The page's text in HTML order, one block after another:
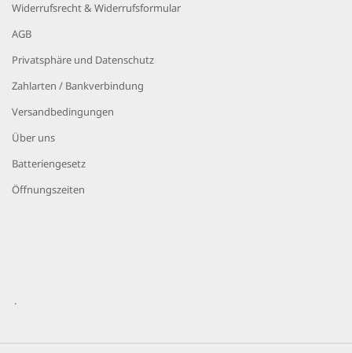
Widerrufsrecht & Widerrufsformular
AGB
Privatsphäre und Datenschutz
Zahlarten / Bankverbindung
Versandbedingungen
Über uns
Batteriengesetz
Öffnungszeiten
.